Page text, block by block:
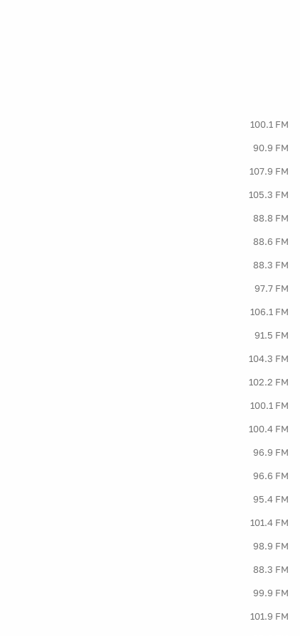
100.1 FM
90.9 FM
107.9 FM
105.3 FM
88.8 FM
88.6 FM
88.3 FM
97.7 FM
106.1 FM
91.5 FM
104.3 FM
102.2 FM
100.1 FM
100.4 FM
96.9 FM
96.6 FM
95.4 FM
101.4 FM
98.9 FM
88.3 FM
99.9 FM
101.9 FM